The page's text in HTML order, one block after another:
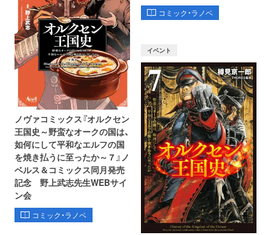
コミック・ラノベ
ノヴァコミックス『オルクセン
王国史～野蛮なオークの国は、
如何にして平和なエルフの国
を焼き払うに至ったか～ 7 』ノ
ベルス＆コミックス同月発売
記念 野上武志先生WEBサイ
ン会
コミック・ラノベ
イベント